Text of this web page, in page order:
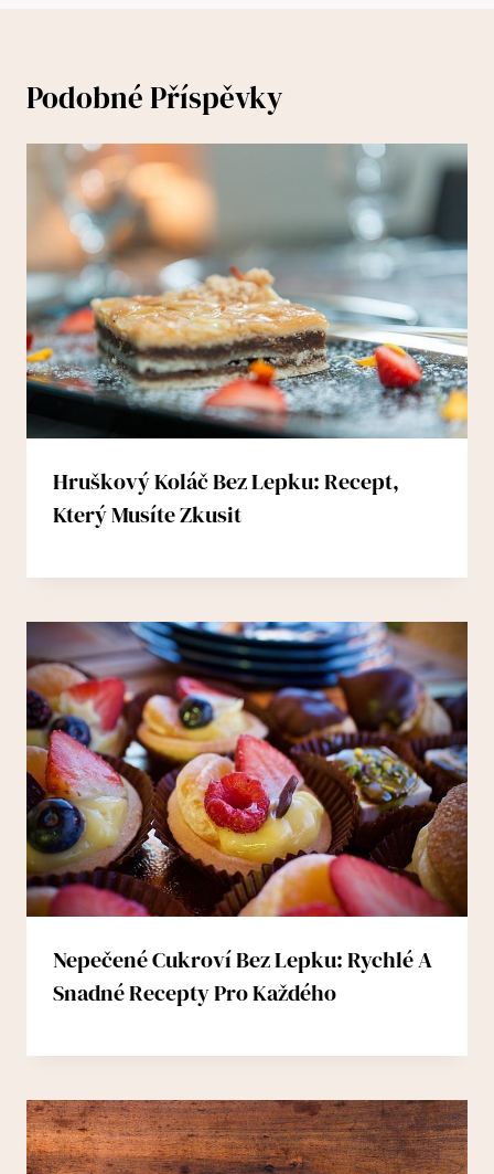
Podobné Příspěvky
Hruškový Koláč Bez Lepku: Recept,
Který Musíte Zkusit
Nepečené Cukroví Bez Lepku: Rychlé A
Snadné Recepty Pro Každého